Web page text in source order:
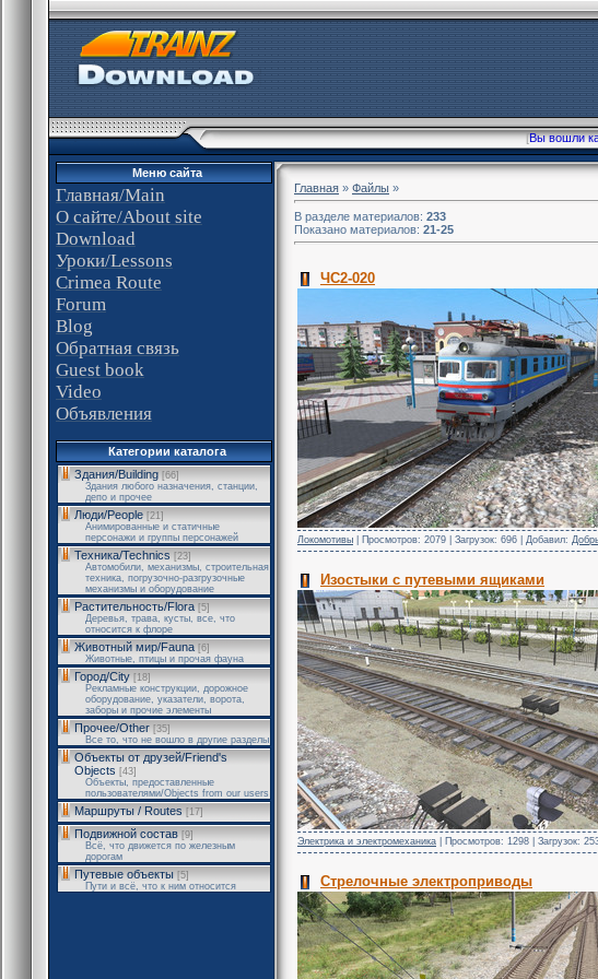
[Вы вошли
Меню сайта
Главная/Main
О сайте/About site
Download
Уроки/Lessons
Crimea Route
Forum
Blog
Обратная связь
Guest book
Video
Объявления
Категории каталога
Здания/Building [66]
Здания любого назначения, станции,
депо и прочее
Люди/People [21]
Анимированные и статичные
персонажи и группы персонажей
Техника/Technics [23]
Автомобили, механизмы, строительная
техника, погрузочно-разгрузочные
механизмы и оборудование
Растительность/Flora [5]
Деревья, трава, кусты, все, что
относится к флоре
Животный мир/Fauna [6]
Животные, птицы и прочая фауна
Город/City [18]
Рекламные конструкции, дорожное
оборудование, указатели, ворота,
заборы и прочие элементы
Прочее/Other [35]
Все то, что не вошло в другие разделы
Объекты от друзей/Friend's
Objects [43]
Объекты, предоставленные
пользователями/Objects from our users
Маршруты / Routes [17]
Подвижной состав [9]
Всё, что движется по железным
дорогам
Путевые объекты [5]
Пути и всё, что к ним относится
Главная » Файлы »
В разделе материалов: 233
Показано материалов: 21-25
ЧС2-020
Локомотивы | Просмотров: 2079 | Загрузок: 696 | Добавил:
Изостыки с путевыми ящиками
Электрика и электромеханика | Просмотров: 1298 | Загрузок:
Стрелочные электроприводы